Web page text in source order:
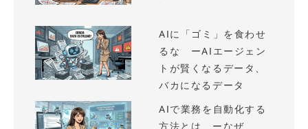
AIに「ゴミ」を食わせ
るな ーAIエージェン
トが賢くなるデータ、
バカになるデータ
AIで業務を自動化する
方法とは ーなぜ、